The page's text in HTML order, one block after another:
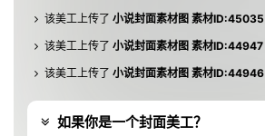
该美工上传了 小说封面素材图 素材ID:44947
该美工上传了 小说封面素材图 素材ID:44946
该美工上传了 小说封面素材图 素材ID:44945
该美工上传了小说封面素材图 素材ID:44944
该美工上传了小说封面素材图 素材ID:44943
如果你是一个封面美工？